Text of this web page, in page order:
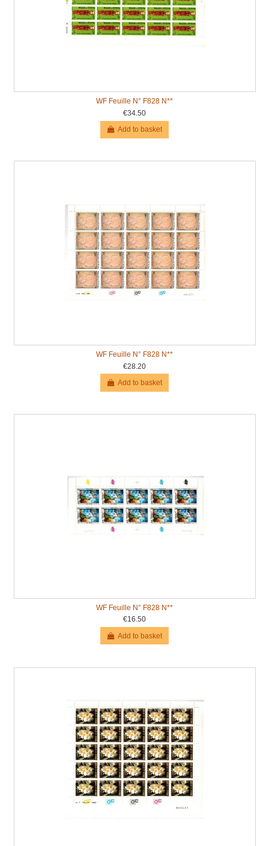
WF Feuille N° F828 N**
€34.50
Add to basket
WF Feuille N° F828 N**
€28.20
Add to basket
WF Feuille N° F828 N**
€16.50
Add to basket